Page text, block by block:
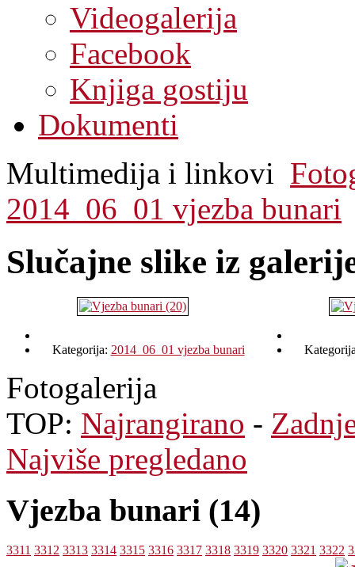
Videogalerija
Facebook
Knjiga gostiju
Dokumenti
Multimedija i linkovi
2014_06_01 vjezba bunari
Slučajne slike iz
Kategorija: 2014_06_01 vjezba bunari
Fotogalerija
TOP: Najrangirano -
Najviše pregledano
Vjezba bunari (14)
3311 3312 3313 3314 3315 3316 3317 3318 3319 3320 3321 3322